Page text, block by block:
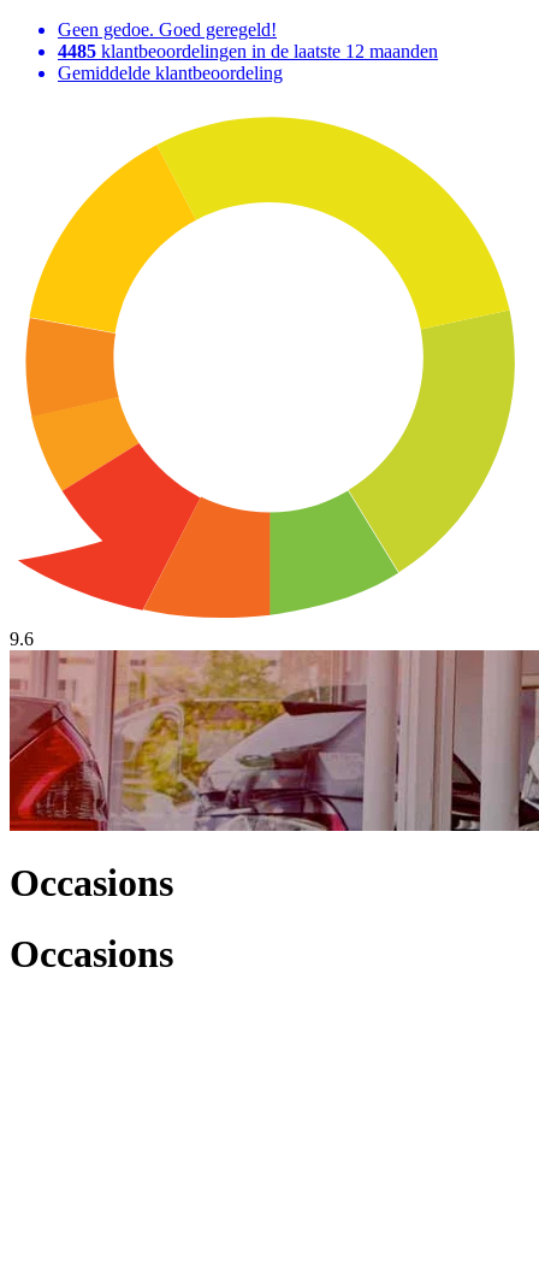
Geen gedoe. Goed geregeld!
4485 klantbeoordelingen in de laatste 12 maanden
Gemiddelde klantbeoordeling
9.6
Occasions
Occasions